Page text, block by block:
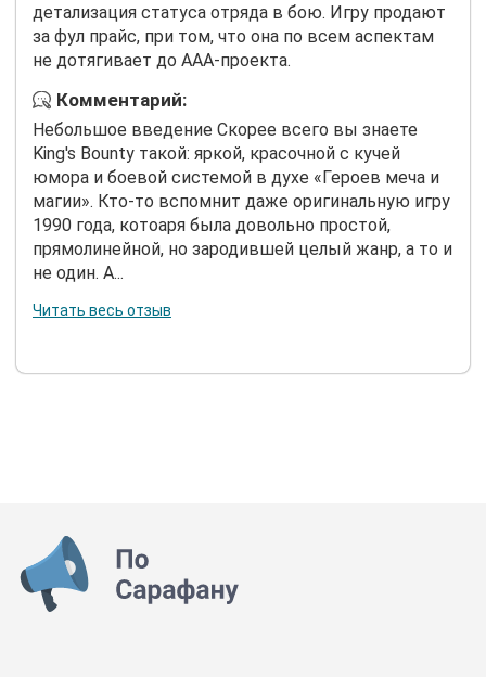
детализация статуса отряда в бою. Игру продают
за фул прайс, при том, что она по всем аспектам
не дотягивает до AAA-проекта.
Комментарий:
Небольшое введение Скорее всего вы знаете
King's Bounty такой: яркой, красочной с кучей
юмора и боевой системой в духе «Героев меча и
магии». Кто-то вспомнит даже оригинальную игру
1990 года, котоаря была довольно простой,
прямолинейной, но зародившей целый жанр, а то и
не один. А...
Читать весь отзыв